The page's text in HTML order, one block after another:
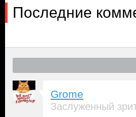
Последние
Grome
Заслуженный